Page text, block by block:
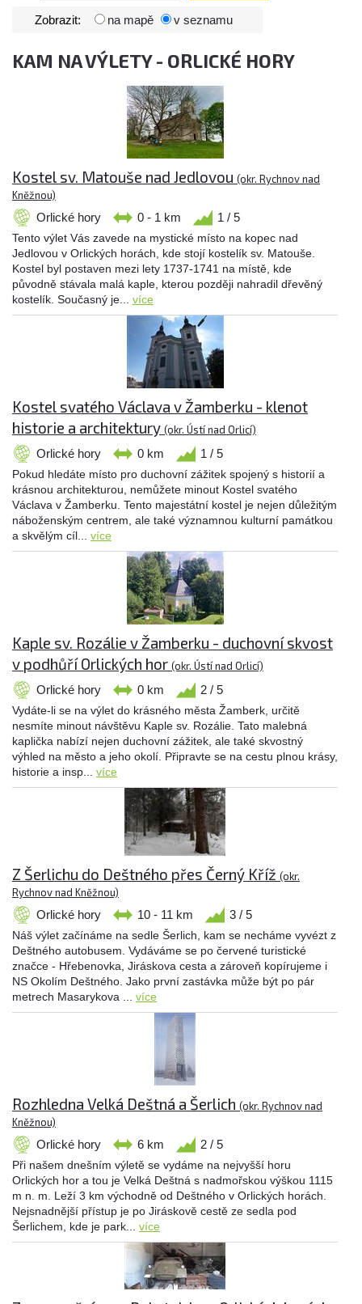
Zobrazit: na mapě v seznamu
KAM NA VÝLETY - ORLICKÉ HORY
Kostel sv. Matouše nad Jedlovou (okr. Rychnov nad
Kněžnou)
Orlické hory 0 - 1 km 1 / 5
Tento výlet Vás zavede na mystické místo na kopec nad
Jedlovou v Orlických horách, kde stojí kostelík sv. Matouše.
Kostel byl postaven mezi lety 1737-1741 na místě, kde
původně stávala malá kaple, kterou později nahradil dřevěný
kostelík. Současný je... více
Kostel svatého Václava v Žamberku - klenot
historie a architektury (okr. Ústí nad Orlicí)
Orlické hory 0 km 1 / 5
Pokud hledáte místo pro duchovní zážitek spojený s historií a
krásnou architekturou, nemůžete minout Kostel svatého
Václava v Žamberku. Tento majestátní kostel je nejen důležitým
náboženským centrem, ale také významnou kulturní památkou
a skvělým cíl... více
Kaple sv. Rozálie v Žamberku - duchovní skvost
v podhůří Orlických hor (okr. Ústí nad Orlicí)
Orlické hory 0 km 2 / 5
Vydáte-li se na výlet do krásného města Žamberk, určitě
nesmíte minout návštěvu Kaple sv. Rozálie. Tato malebná
kaplička nabízí nejen duchovní zážitek, ale také skvostný
výhled na město a jeho okolí. Připravte se na cestu plnou krásy,
historie a insp... více
Z Šerlichu do Deštného přes Černý Kříž (okr.
Rychnov nad Kněžnou)
Orlické hory 10 - 11 km 3 / 5
Náš výlet začínáme na sedle Šerlich, kam se necháme vyvézt z
Deštného autobusem. Vydáváme se po červené turistické
značce - Hřebenovka, Jiráskova cesta a zároveň kopírujeme i
NS Okolím Deštného. Jako první zastávka může být po pár
metrech Masarykova ... více
Rozhledna Velká Deštná a Šerlich (okr. Rychnov nad
Kněžnou)
Orlické hory 6 km 2 / 5
Při našem dnešním výletě se vydáme na nejvyšší horu
Orlických hor a tou je Velká Deštná s nadmořskou výškou 1115
m n. m. Leží 3 km východně od Deštného v Orlických horách.
Nejsnadnější přístup je po Jiráskově cestě ze sedla pod
Šerlichem, kde je park... více